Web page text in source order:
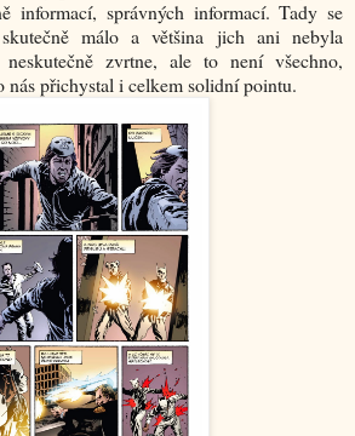
informací, správných informací. Tady se
málo a většina jich ani nebyla
zvrtne, ale to není všechno,
nás přichystal i celkem solidní pointu.